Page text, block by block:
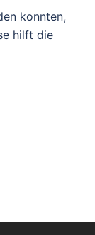
konnten,
hilft die